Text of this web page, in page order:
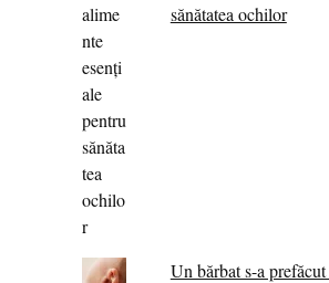
sănătatea ochilor
Un bărbat s-a